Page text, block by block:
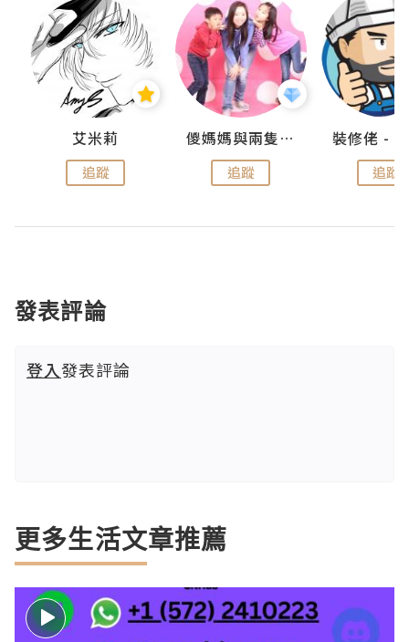
艾米莉
追蹤
儍媽媽與兩隻小魔怪之家
追蹤 追蹤
發表評論
登入發表評論
更多生活文章推薦